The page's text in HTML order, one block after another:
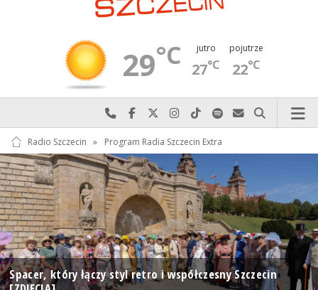
29°C jutro
27°C
pojutrze
22°C
Najlepiej po prostu do nas zadzwoń
Odwiedź nas na Facebook-u
Odwiedź nas na X
Odwiedź nas na Instagram-ie
Odwiedź nas na TikTok-u
Szukaj nas na Spotify
Wyślij do nas
Szukaj
Radio Szczecin » Program Radia Szczecin Extra
Spacer, który łączy styl retro i współczesny Szczecin